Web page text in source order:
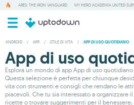
ARES: THE IRON VANGUARD MY HERO ACADEMIA UNITED
ANDROID / APP / STILE DI VITA / APP DI USO QUOTIDIANO
App di uso
Esplora un mondo di app App di uso
Questa selezione è perfetta per chiunque
vita con strumenti e consigli che rendano le
piacevoli. Che tu sia interessato a organizzare
ricette o trovare suggerimenti per il